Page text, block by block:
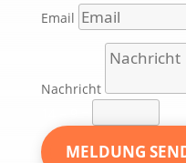
Email
Nachricht
MELDUNG